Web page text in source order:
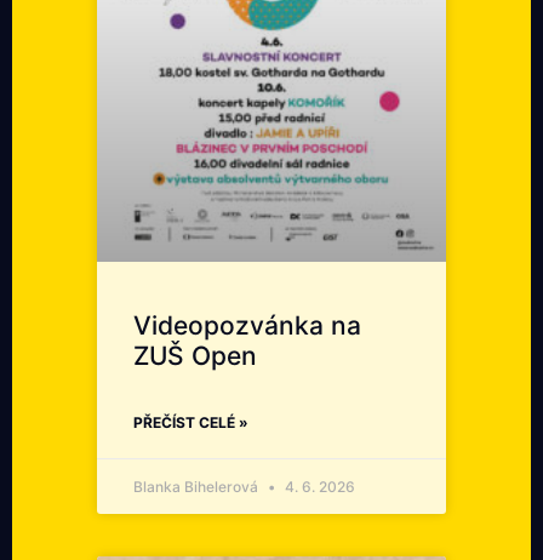
Videopozvánka na
ZUŠ Open
PŘEČÍST CELÉ »
Blanka Bihelerová 4. 6. 2026